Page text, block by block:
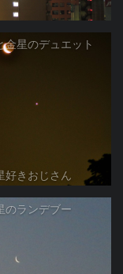
金星のデュエット
好きおじさん
のランデブー